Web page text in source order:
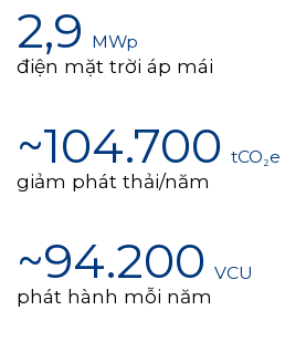
2,9 MWp
điện mặt trời áp mái
~104.700 tCO₂e
giảm phát thải/năm
~94.200 VCU
phát hành mỗi năm